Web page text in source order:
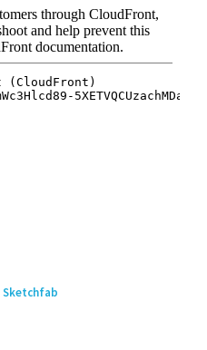
Sketchfab